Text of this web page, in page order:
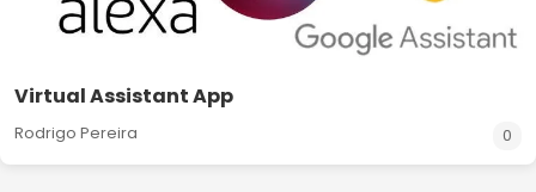
Virtual Assistant App
Rodrigo Pereira 0